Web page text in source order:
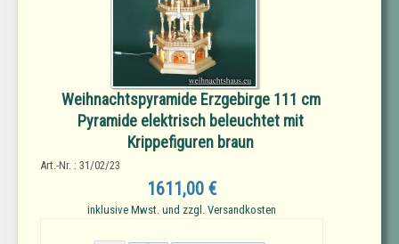
Weihnachtspyramide Erzgebirge 111 cm
Pyramide elektrisch beleuchtet mit
Krippefiguren braun
Art.-Nr. : 31/02/23
1611,00 €
inklusive Mwst. und zzgl. Versandkosten